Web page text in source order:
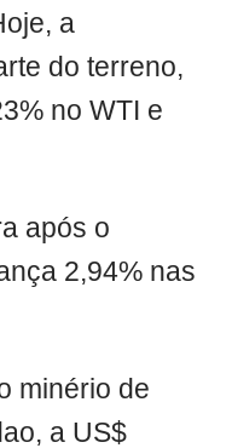
a
do terreno,
no WTI e
após o
2,94% nas
minério de
a US$